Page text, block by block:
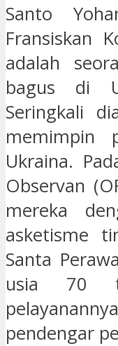
Santo
Fransiskan
adalah
bagus di
Seringkali
memimpin
Ukraina.
Observan
mereka
asketisme
Santa
usia 70
pendengar